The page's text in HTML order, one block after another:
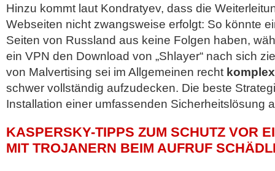
Hinzu kommt laut Kondratyev, dass die
Webseiten nicht zwangsweise erfolgt: So könnte
Seiten von Russland aus keine Folgen haben,
ein VPN den Download von „Shlayer“ nach sich
von Malvertising sei im Allgemeinen recht komplex
schwer vollständig aufzudecken. Die beste
Installation einer umfassenden Sicherheitslösung
KASPERSKY-TIPPS ZUM SCHUTZ VOR
MIT TROJANERN BEIM AUFRUF